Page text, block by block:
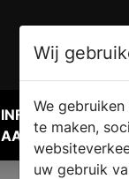
INFORMATIE
AANVRAGEN
Wij
We
te maken,
uw gebruik